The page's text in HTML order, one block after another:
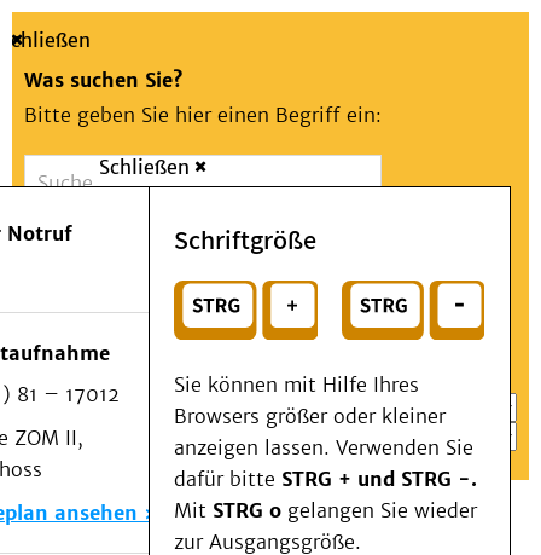
Suche
Schließen
Was suchen Sie?
Bitte geben Sie hier einen Begriff ein:
Suchen
oder
Wählen Sie ein Thema für Ihren Schnelleinstieg
Notfall
Schließen
Notruf
81 – 17012
ZOM II,
ansehen
Schriftgröße
Sie können mit Hilfe Ihres
Browsers größer oder kleiner
anzeigen lassen. Verwenden Sie
dafür bitte STRG + und STRG -.
Mit STRG o gelangen Sie wieder
zur Ausgangsgröße.
Menü
Patienten & Besucher
Kliniken/Institute/Zentren
Als Patient am UKD
Beratung und Unterstützung
Veranstaltungen
Kommunikation im Medizinwesen (KIM)
Notfall
Forschung & Lehre